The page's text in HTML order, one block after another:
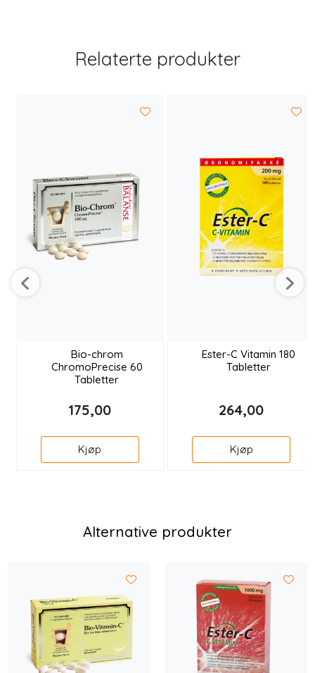
Relaterte produkter
Bio-chrom
ChromoPrecise 60
Tabletter
175,00
Kjøp
Ester-C Vitamin 180
Tabletter
264,00
Kjøp
Alternative produkter